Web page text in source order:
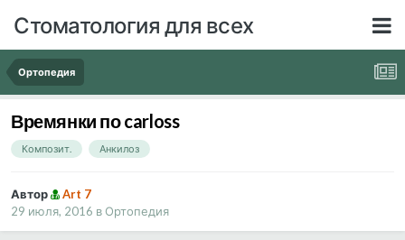
Стоматология для всех
Ортопедия
Времянки по carloss
Композит. Анкилоз
Автор
Art 7
29 июля, 2016 в Ортопедия